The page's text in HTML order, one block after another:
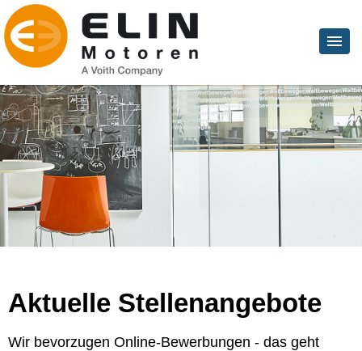
Aktuelle Stellenangebote
Wir bevorzugen Online-Bewerbungen - das geht